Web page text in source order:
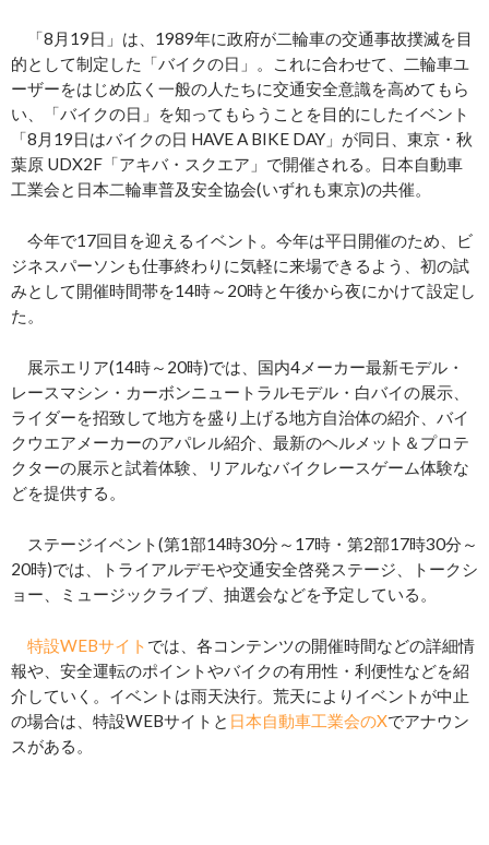
「8月19日」は、1989年に政府が二輪車の交通事故撲滅を目
的として制定した「バイクの日」。これに合わせて、二輪車ユ
ーザーをはじめ広く一般の人たちに交通安全意識を高めてもら
い、「バイクの日」を知ってもらうことを目的にしたイベント
「8月19日はバイクの日 HAVE A BIKE DAY」が同日、東京・秋
葉原 UDX2F「アキバ・スクエア」で開催される。日本自動車
工業会と日本二輪車普及安全協会(いずれも東京)の共催。
今年で17回目を迎えるイベント。今年は平日開催のため、ビ
ジネスパーソンも仕事終わりに気軽に来場できるよう、初の試
みとして開催時間帯を14時～20時と午後から夜にかけて設定し
た。
展示エリア(14時～20時)では、国内4メーカー最新モデル・
レースマシン・カーボンニュートラルモデル・白バイの展示、
ライダーを招致して地方を盛り上げる地方自治体の紹介、バイ
クウエアメーカーのアパレル紹介、最新のヘルメット＆プロテ
クターの展示と試着体験、リアルなバイクレースゲーム体験な
どを提供する。
ステージイベント(第1部14時30分～17時・第2部17時30分～
20時)では、トライアルデモや交通安全啓発ステージ、トークシ
ョー、ミュージックライブ、抽選会などを予定している。
特設WEBサイト では、各コンテンツの開催時間などの詳細情
報や、安全運転のポイントやバイクの有用性・利便性などを紹
介していく。イベントは雨天決行。荒天によりイベントが中止
の場合は、特設WEBサイトと 日本自動車工業会のXでアナウン
スがある。